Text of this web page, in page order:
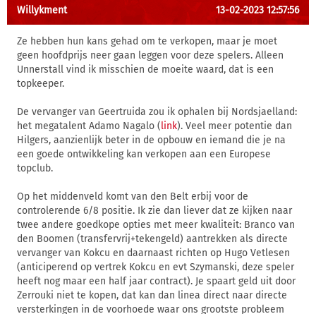
Willykment 13-02-2023 12:57:56
Ze hebben hun kans gehad om te verkopen, maar je moet
geen hoofdprijs neer gaan leggen voor deze spelers. Alleen
Unnerstall vind ik misschien de moeite waard, dat is een
topkeeper.
De vervanger van Geertruida zou ik ophalen bij Nordsjaelland:
het megatalent Adamo Nagalo (link). Veel meer potentie dan
Hilgers, aanzienlijk beter in de opbouw en iemand die je na
een goede ontwikkeling kan verkopen aan een Europese
topclub.
Op het middenveld komt van den Belt erbij voor de
controlerende 6/8 positie. Ik zie dan liever dat ze kijken naar
twee andere goedkope opties met meer kwaliteit: Branco van
den Boomen (transfervrij+tekengeld) aantrekken als directe
vervanger van Kokcu en daarnaast richten op Hugo Vetlesen
(anticiperend op vertrek Kokcu en evt Szymanski, deze speler
heeft nog maar een half jaar contract). Je spaart geld uit door
Zerrouki niet te kopen, dat kan dan linea direct naar directe
versterkingen in de voorhoede waar ons grootste probleem